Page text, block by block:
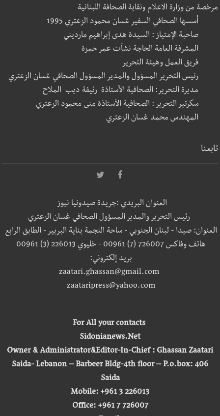
مرخصة من وزارة الاعلام ونقابة الصحافة اللبنانية
أسسها الصحافي السفير غسان محمود الزعتري 1995
صاحبة الإمتياز : السيدة هدى إبراهيم مارديني
المشرفة العامة الحاجة نشأت عمر حمزة
فريق العمل وهيئة التحرير
رئيس التحرير المسؤول والمدير المسؤول الصحافي غسان الزعتري
مديرة التحرير: الصحافية الأستاذة رئيفة ديب الملاح
سكرتير التحرير : الصحافية الأستاذة منى محمود الزعتري
المهندس محمد غسان الزعتري
تابعنا
العنوان البريدي :جريدة صيدونيا نيوز
رئيس التحرير والمدير المسؤول الصحافي غسان الزعتري
العنوان: صيدا - لبنان الجنوبي - ساحة النجمة بناية البربير - الطابق الرابع
هاتف وفاكس 726007 (7) 00961 - خليوي 226013 (3) 00961
بريد إلكتروني:
zaatari.ghassan@gmail.com
zaataripress@yahoo.com
For All your contacts
Sidonianews.Net
Owner & Administrator&Editor-In-Chief : Ghassan Zaatari
Saida- Lebanon – Barbeer Bldg-4th floor – P.o.box: 406
Saida
Mobile: +961 3 226013
Office: +961 7 726007